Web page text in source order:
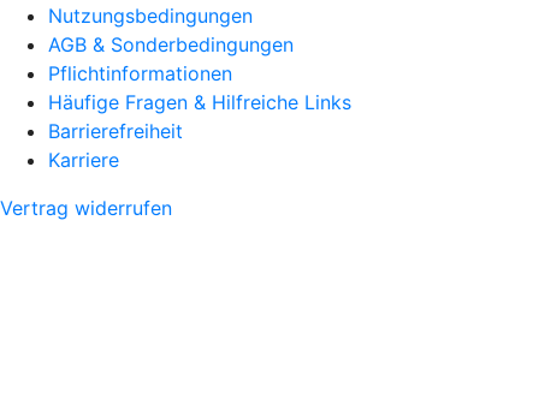
Nutzungsbedingungen
AGB & Sonderbedingungen
Pflichtinformationen
Häufige Fragen & Hilfreiche Links
Barrierefreiheit
Karriere
Vertrag widerrufen